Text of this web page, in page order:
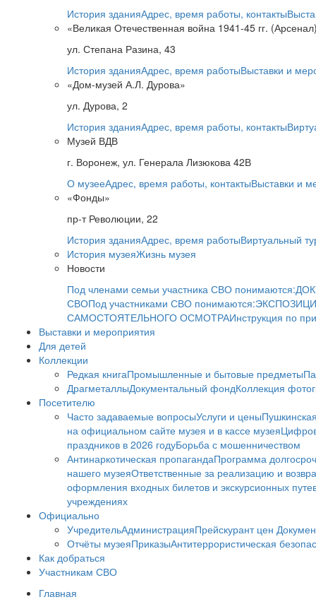
История зданияАдрес, время работы, контакты
«Великая Отечественная война 1941-45 гг.
ул. Степана Разина, 43
История зданияАдрес, время работыВыставки и
«Дом-музей А.Л. Дурова»
ул. Дурова, 2
История зданияАдрес, время работы, контакты
Музей ВДВ
г. Воронеж, ул. Генерала Лизюкова 42В
О музееАдрес, время работы, контактыВыставки и
«Фонды»
пр-т Революции, 22
История зданияАдрес, время работыВиртуальный
История музеяЖизнь музея
Новости
Под членами семьи участника СВО понимаются:
СВОПод участниками СВО понимаются:
САМОСТОЯТЕЛЬНОГО ОСМОТРАИнструкция по
Выставки и мероприятия
Для детей
Коллекции
Редкая книгаПромышленные и бытовые предметы
ДрагметаллыДокументальный фондКоллекция
Посетителю
Часто задаваемые вопросыУслуги и цены
на официальном сайте музея и в кассе музея
праздников в 2026 годуБорьба с мошенничеством
Антинаркотическая пропагандаПрограмма
нашего музеяОтветственные за реализацию и
оформления входных билетов и экскурсионных
учреждениях
Официально
УчредительАдминистрацияПрейскурант цен
Отчёты музеяПриказыАнтитеррористическая
Как добраться
Участникам СВО
Главная